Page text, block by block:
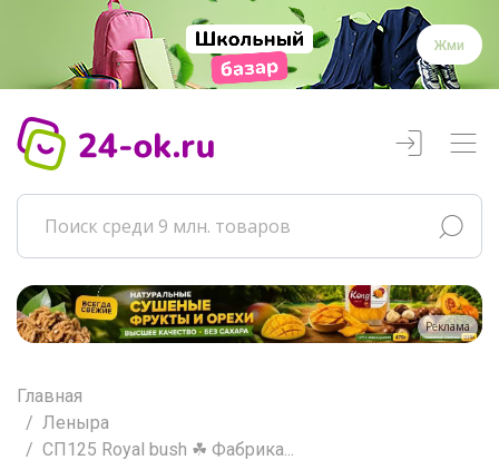
Жми
Реклама
Главная
Леныра
СП125 Royal bush ☘ Фабрика...